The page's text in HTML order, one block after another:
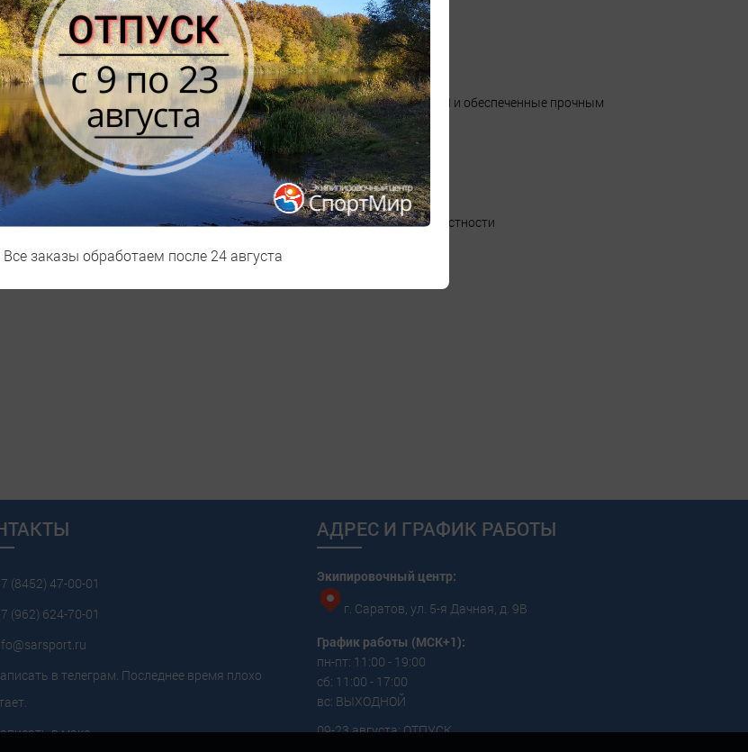
ХАРАКТЕРИСТИКИ
Peregrine 13 поможет вам в этом. Амортизированные пеной PWRRUN и обеспеченные прочным
и быстрее.
для комфортного ощущения
невероятных трейловых приключений
обеспечивают максимальное сцепление и удержание на пересеченной местности
(8452) 47-00-01
(962) 624-70-01
в телеграм. Последнее время плохо
в макс
АДРЕС И ГРАФИК РАБОТЫ
Экипировочный центр:
г. Саратов, ул. 5-я Дачная, д. 9В
График работы (МСК+1):
пн-пт: 11:00 - 19:00
сб: 11:00 - 17:00
вс: ВЫХОДНОЙ
09-23 августа: ОТПУСК
Все заказы обработаем после 24 августа